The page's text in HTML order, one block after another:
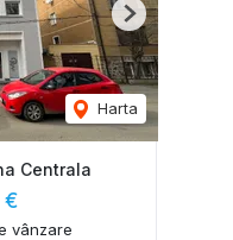
Harta
Next
Centrala
€
vânzare